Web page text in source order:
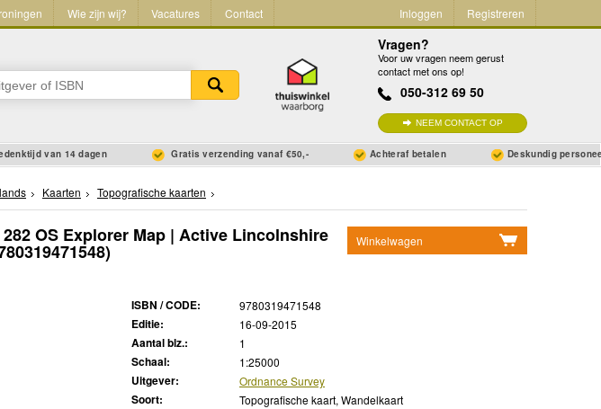
Wie zijn wij? Vacatures Contact Inloggen Registreren
Vragen?
Voor uw vragen neem gerust
contact met ons op!
050-312 69 50
NEEM CONTACT OP
van 14 dagen Gratis verzending vanaf €50,- Achteraf betalen Deskundig
Kaarten Topografische kaarten
Winkelwagen
OS Explorer Map | Active Lincolnshire
ISBN / CODE: 9780319471548
Editie: 16-09-2015
Aantal blz.: 1
Schaal: 1:25000
Uitgever: Ordnance Survey
Soort: Topografische kaart, Wandelkaart